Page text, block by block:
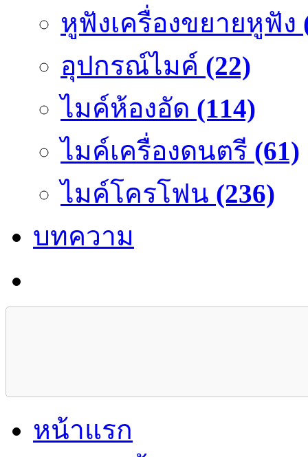
หูฟังเครื่องขยายหูฟัง
อุปกรณ์ไมค์ (22)
ไมค์ห้องอัด (114)
ไมค์เครื่องดนตรี (61)
ไมค์โครโฟน (236)
บทความ
หน้าแรก